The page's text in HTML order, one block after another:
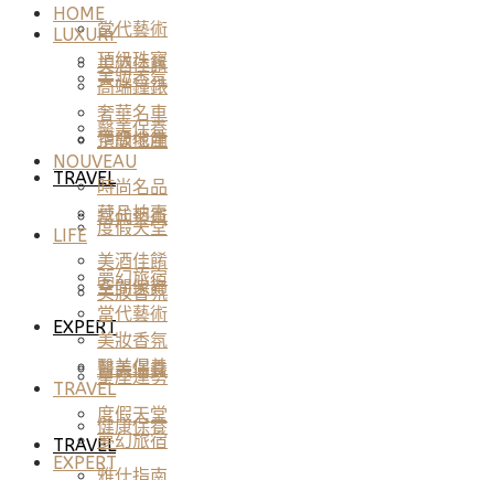
美酒佳餚
空間傢飾
當代藝術
美妝香氛
醫美保養
TRAVEL
當代藝術
美妝香氛
醫美保養
TRAVEL
度假天堂
夢幻旅宿
EXPERT
星座運勢
健康保養
HOME
LUXURY
頂級珠寶
高端鐘錶
奢華名車
頂級地產
NOUVEAU
時尚名品
藏品拍賣
LIFE
美酒佳餚
空間傢飾
當代藝術
美妝香氛
醫美保養
TRAVEL
度假天堂
夢幻旅宿
EXPERT